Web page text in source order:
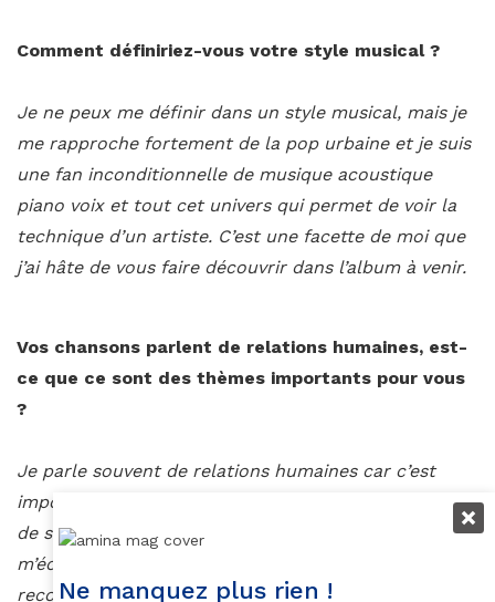
Comment définiriez-vous votre style musical ?
Je ne peux me définir dans un style musical, mais je
me rapproche fortement de la pop urbaine et je suis
une fan inconditionnelle de musique acoustique
piano voix et tout cet univers qui permet de voir la
technique d’un artiste. C’est une facette de moi que
j’ai hâte de vous faire découvrir dans l’album à venir.
Vos chansons parlent de relations humaines, est-
ce que ce sont des thèmes importants pour vous
?
Je parle souvent de relations humaines car c’est
important pour moi et puis ça permet aussi de parler
de sujets qui touchent également ceux qui
m’écoutent. Ça me tient à coeur qu’ils se
reconnaissent dans mes textes.
Ne manquez plus rien !